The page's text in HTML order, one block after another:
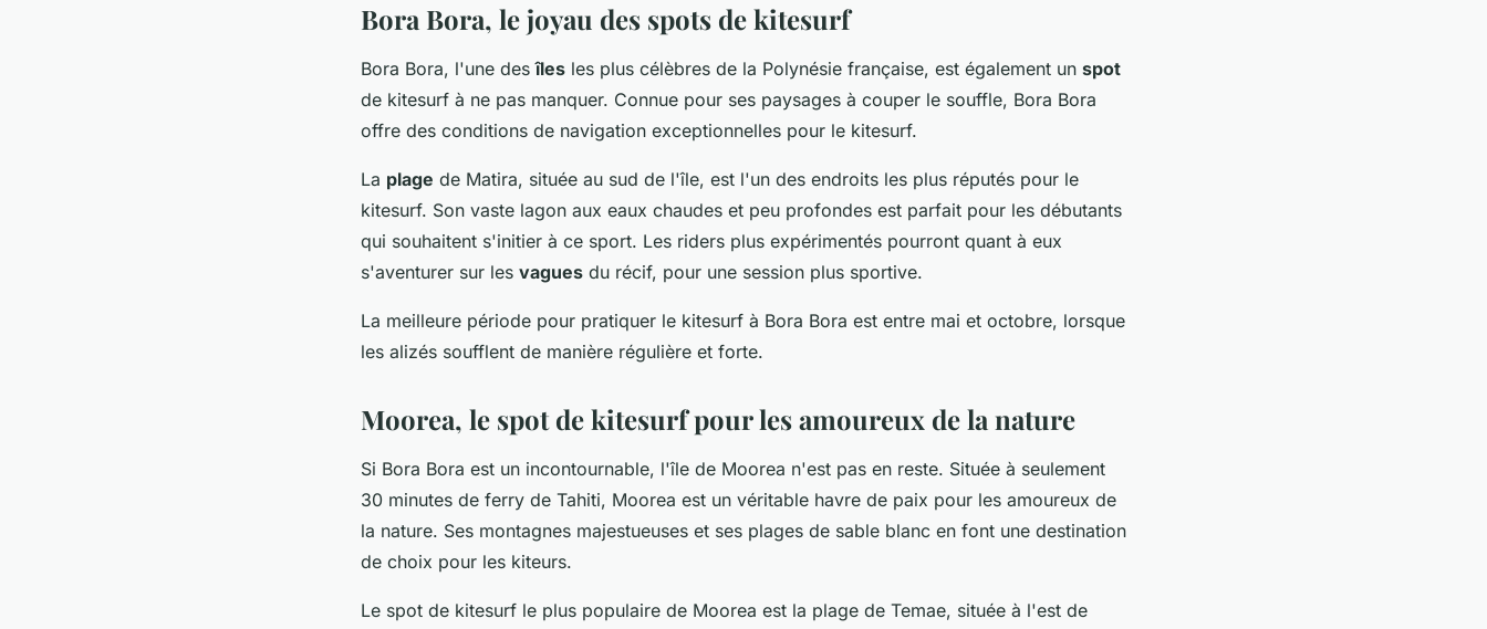
Bora Bora, le joyau des spots de kitesurf
Bora Bora, l'une desîles les plus célèbres de la Polynésie française, est également un spot
de kitesurf à ne pas manquer. Connue pour ses paysages à couper le souffle, Bora Bora
offre des conditions de navigation exceptionnelles pour le kitesurf.
La plage de Matira, située au sud de l'île, est l'un des endroits les plus réputés pour le
kitesurf. Son vaste lagon aux eaux chaudes et peu profondes est parfait pour les débutants
qui souhaitent s'initier à ce sport. Les riders plus expérimentés pourront quant à eux
s'aventurer sur les vagues du récif, pour une session plus sportive.
La meilleure période pour pratiquer le kitesurf à Bora Bora est entre mai et octobre, lorsque
les alizés soufflent de manière régulière et forte.
Moorea, le spot de kitesurf pour les amoureux de la nature
Si Bora Bora est un incontournable, l'île de Moorea n'est pas en reste. Située à seulement
30 minutes de ferry de Tahiti, Moorea est un véritable havre de paix pour les amoureux de
la nature. Ses montagnes majestueuses et ses plages de sable blanc en font une destination
de choix pour les kiteurs.
Le spot de kitesurf le plus populaire de Moorea est la plage de Temae, située à l'est de